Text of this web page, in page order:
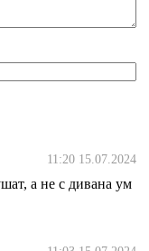
11:20 15.07.2024
а не с дивана ум